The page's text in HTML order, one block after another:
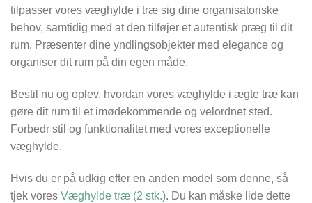
tilpasser vores væghylde i træ sig dine organisatoriske
behov, samtidig med at den tilføjer et autentisk præg til dit
rum. Præsenter dine yndlingsobjekter med elegance og
organiser dit rum på din egen måde.
Bestil nu og oplev, hvordan vores væghylde i ægte træ kan
gøre dit rum til et imødekommende og velordnet sted.
Forbedr stil og funktionalitet med vores exceptionelle
væghylde.
Hvis du er på udkig efter en anden model som denne, så
tjek vores Væghylde træ (2 stk.). Du kan måske lide dette